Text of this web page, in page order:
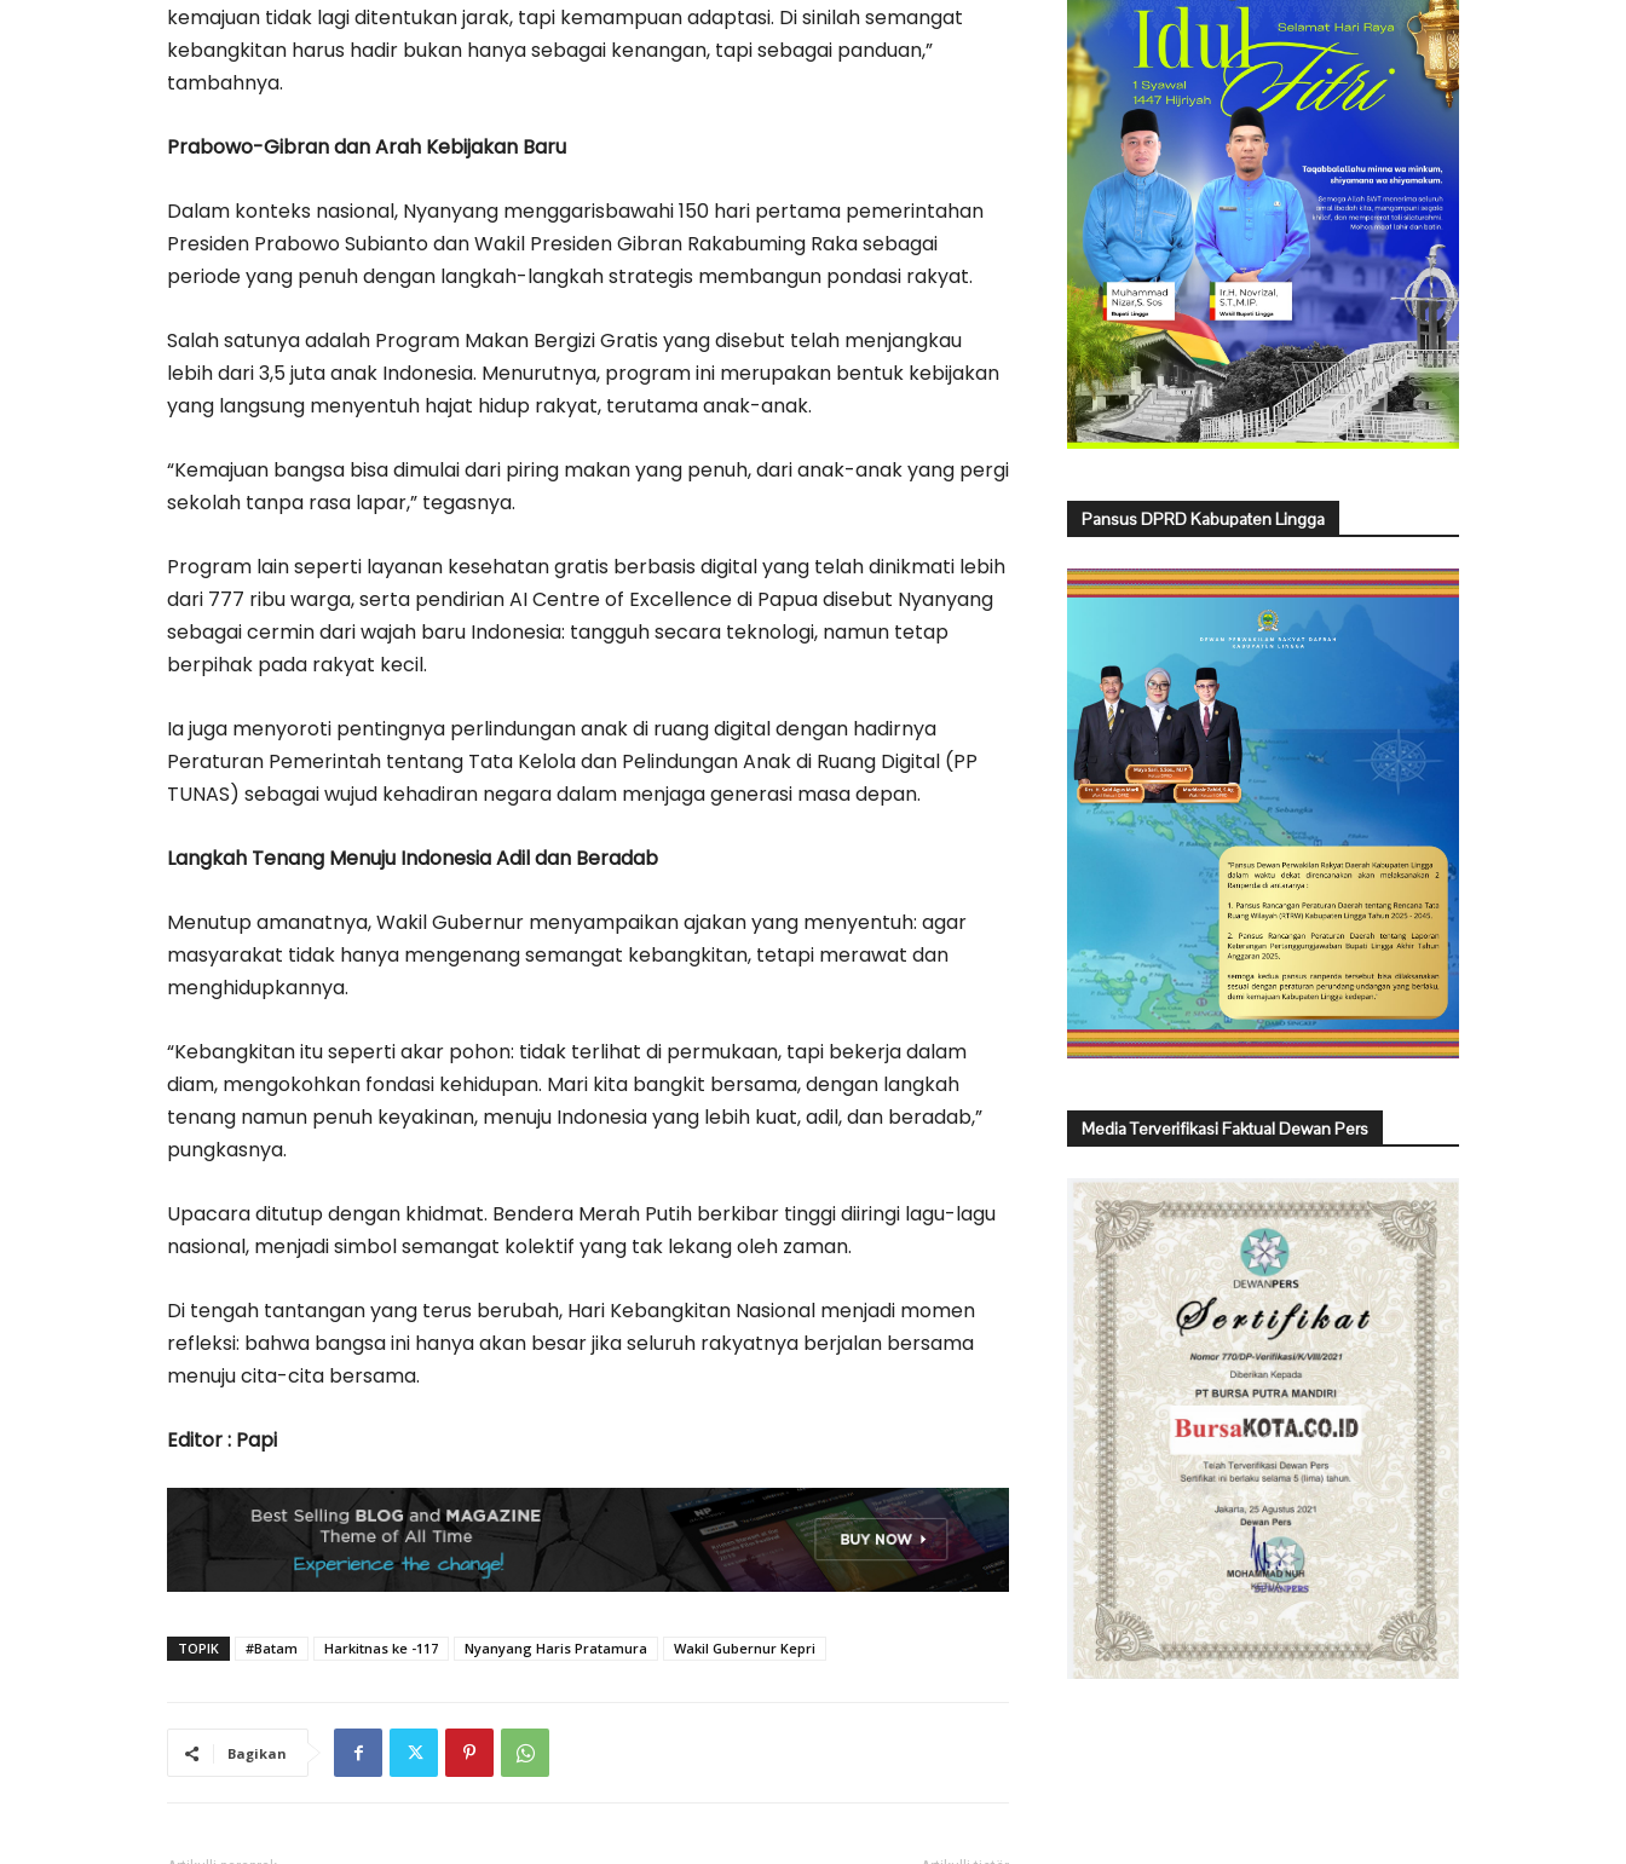
kemajuan tidak lagi ditentukan jarak, tapi kemampuan adaptasi. Di sinilah semangat
kebangkitan harus hadir bukan hanya sebagai kenangan, tapi sebagai panduan,”
tambahnya.
Prabowo-Gibran dan Arah Kebijakan Baru
Dalam konteks nasional, Nyanyang menggarisbawahi 150 hari pertama pemerintahan
Presiden Prabowo Subianto dan Wakil Presiden Gibran Rakabuming Raka sebagai
periode yang penuh dengan langkah-langkah strategis membangun pondasi rakyat.
Salah satunya adalah Program Makan Bergizi Gratis yang disebut telah menjangkau
lebih dari 3,5 juta anak Indonesia. Menurutnya, program ini merupakan bentuk kebijakan
yang langsung menyentuh hajat hidup rakyat, terutama anak-anak.
“Kemajuan bangsa bisa dimulai dari piring makan yang penuh, dari anak-anak yang pergi
sekolah tanpa rasa lapar,” tegasnya.
Program lain seperti layanan kesehatan gratis berbasis digital yang telah dinikmati lebih
dari 777 ribu warga, serta pendirian AI Centre of Excellence di Papua disebut Nyanyang
sebagai cermin dari wajah baru Indonesia: tangguh secara teknologi, namun tetap
berpihak pada rakyat kecil.
Ia juga menyoroti pentingnya perlindungan anak di ruang digital dengan hadirnya
Peraturan Pemerintah tentang Tata Kelola dan Pelindungan Anak di Ruang Digital (PP
TUNAS) sebagai wujud kehadiran negara dalam menjaga generasi masa depan.
Langkah Tenang Menuju Indonesia Adil dan Beradab
Menutup amanatnya, Wakil Gubernur menyampaikan ajakan yang menyentuh: agar
masyarakat tidak hanya mengenang semangat kebangkitan, tetapi merawat dan
menghidupkannya.
“Kebangkitan itu seperti akar pohon: tidak terlihat di permukaan, tapi bekerja dalam
diam, mengokohkan fondasi kehidupan. Mari kita bangkit bersama, dengan langkah
tenang namun penuh keyakinan, menuju Indonesia yang lebih kuat, adil, dan beradab,”
pungkasnya.
Upacara ditutup dengan khidmat. Bendera Merah Putih berkibar tinggi diiringi lagu-lagu
nasional, menjadi simbol semangat kolektif yang tak lekang oleh zaman.
Di tengah tantangan yang terus berubah, Hari Kebangkitan Nasional menjadi momen
refleksi: bahwa bangsa ini hanya akan besar jika seluruh rakyatnya berjalan bersama
menuju cita-cita bersama.
Editor : Papi
TOPIK #Batam Harkitnas ke -117 Nyanyang Haris Pratamura Wakil Gubernur Kepri
Bagikan
Pansus DPRD Kabupaten Lingga
Media Terverifikasi Faktual Dewan Pers